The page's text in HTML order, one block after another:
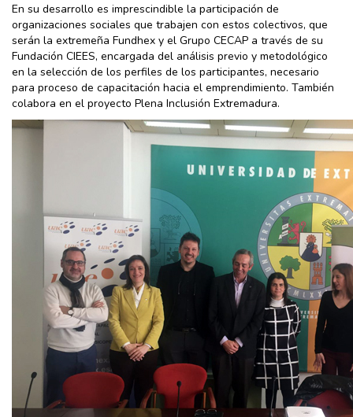
En su desarrollo es imprescindible la participación de
organizaciones sociales que trabajen con estos colectivos, que
serán la extremeña Fundhex y el Grupo CECAP a través de su
Fundación CIEES, encargada del análisis previo y metodológico
en la selección de los perfiles de los participantes, necesario
para proceso de capacitación hacia el emprendimiento. También
colabora en el proyecto Plena Inclusión Extremadura.